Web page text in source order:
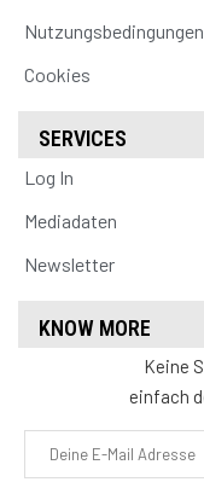
Nutzungsbedingungen
Cookies
SERVICES
Log In
Mediadaten
Newsletter
KNOW MORE
Keine
einfach